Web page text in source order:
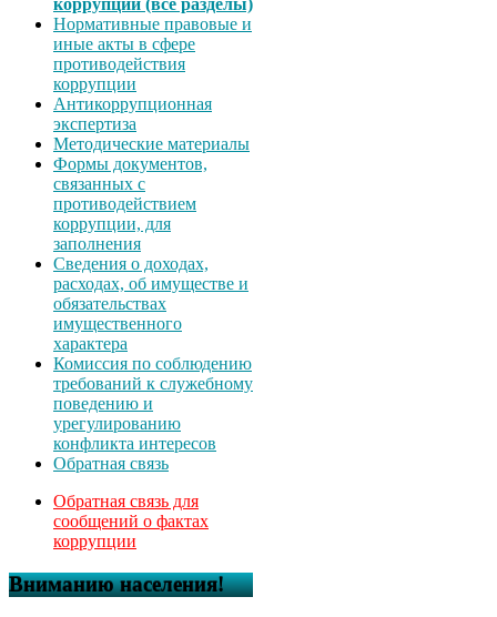
коррупции (все разделы)
Нормативные правовые и
иные акты в сфере
противодействия
коррупции
Антикоррупционная
экспертиза
Методические материалы
Формы документов,
связанных с
противодействием
коррупции, для
заполнения
Сведения о доходах,
расходах, об имуществе и
обязательствах
имущественного
характера
Комиссия по соблюдению
требований к служебному
поведению и
урегулированию
конфликта интересов
Обратная связь
Обратная связь для
сообщений о фактах
коррупции
Вниманию населения!